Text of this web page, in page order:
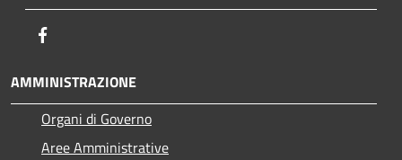
AMMINISTRAZIONE
Organi di Governo
Aree Amministrative